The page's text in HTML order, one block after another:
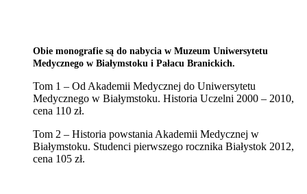
Obie monografie są do nabycia w Muzeum Uniwersytetu
Medycznego w Białymstoku i Pałacu Branickich.
Tom 1 – Od Akademii Medycznej do Uniwersytetu
Medycznego w Białymstoku. Historia Uczelni 2000 – 2010,
cena 110 zł.
Tom 2 – Historia powstania Akademii Medycznej w
Białymstoku. Studenci pierwszego rocznika Białystok 2012,
cena 105 zł.